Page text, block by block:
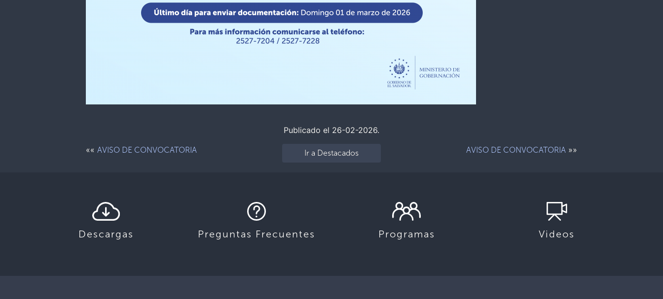
Publicado el 26-02-2026.
««AVISO DE CONVOCATORIA Ir a Destacados AVISO DE CONVOCATORIA»»
Descargas Preguntas Frecuentes Programas Videos